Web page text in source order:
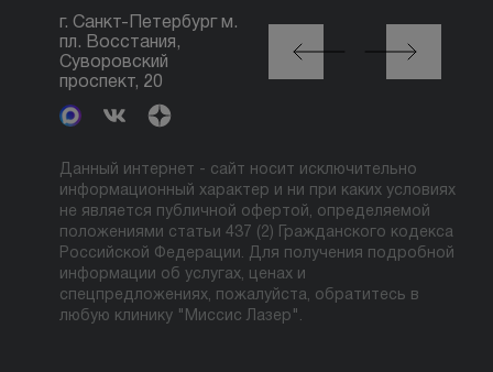
г. Санкт-Петербург м.
пл. Восстания,
Суворовский
проспект, 20
г. Санкт-Петербург м.
Горьковская, ул.
Большая Посадская,
12
Данный интернет - сайт носит исключительно
информационный характер и ни при каких условиях
не является публичной офертой, определяемой
положениями статьи 437 (2) Гражданского кодекса
Российской Федерации. Для получения подробной
информации об услугах, ценах и
спецпредложениях, пожалуйста, обратитесь в
любую клинику "Миссис Лазер".